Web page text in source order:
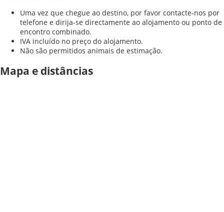
Uma vez que chegue ao destino, por favor contacte-nos por
telefone e dirija-se directamente ao alojamento ou ponto de
encontro combinado.
IVA incluído no preço do alojamento.
Não são permitidos animais de estimação.
Mapa e distâncias